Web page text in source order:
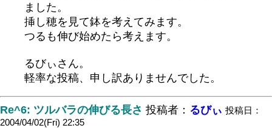
ました。
挿し穂を見て鉢を考えてみます。
つるも伸び始めたら考えます。
るびぃさん。
軽率な投稿、申し訳ありませんでした。
Re^6: ツルバラの伸びる長さ 投稿者： るびぃ 投稿日：
2004/04/02(Fri) 22:35